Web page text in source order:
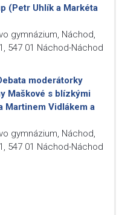
(Petr Uhlík a Markéta
gymnázium, Náchod,
547 01 Náchod-Náchod
moderátorky
Maškové s blízkými
Martinem Vidlákem a
gymnázium, Náchod,
547 01 Náchod-Náchod